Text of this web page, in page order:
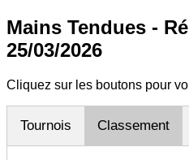
Mains Tendues -
25/03/2026
Cliquez sur les boutons pour
Tournois Classement